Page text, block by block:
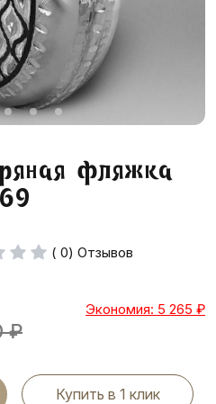
фляжка
( 0) Отзывов
₽
Экономия: 5 265 ₽
Купить в 1 клик